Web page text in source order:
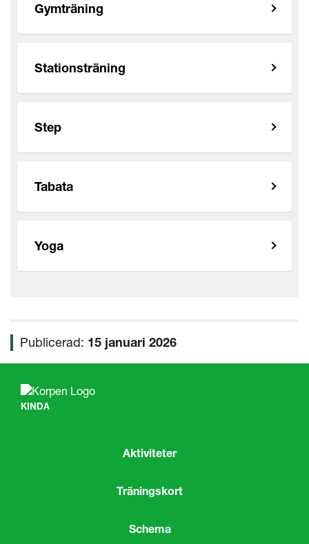
Gymträning
Stationsträning
Step
Tabata
Yoga
Publicerad: 15 januari 2026
KINDA
Aktiviteter
Träningskort
Schema